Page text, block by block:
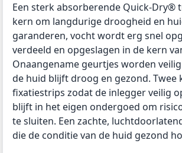
Een sterk absorberende Quick-Dry®
kern om langdurige droogheid en
garanderen, vocht wordt erg snel
verdeeld en opgeslagen in de kern
Onaangename geurtjes worden
de huid blijft droog en gezond. Twee
fixatiestrips zodat de inlegger veilig
blijft in het eigen ondergoed om
te sluiten. Een zachte,
die de conditie van de huid gezond